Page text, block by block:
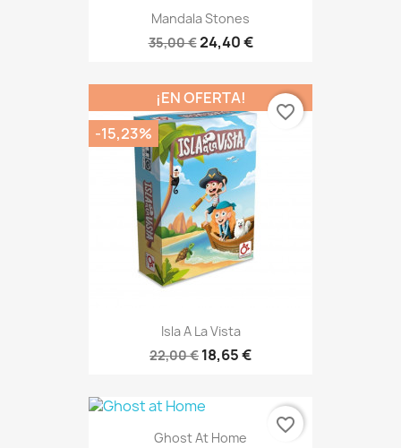
Mandala Stones
35,00 €24,40 €
Isla A La Vista
22,00 € 18,65 €
¡EN OFERTA!
-15,23%
favorite_border
Ghost At Home
favorite_border